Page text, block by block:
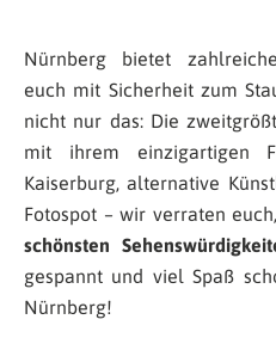
Nürnberg bietet
euch mit Sicherheit zum
nicht nur das: Die
mit ihrem einzigartigen
Kaiserburg, alternative
Fotospot – wir verraten
schönsten
gespannt und viel Spaß
Nürnberg!